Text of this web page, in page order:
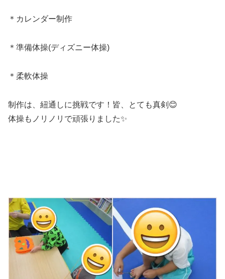
＊カレンダー制作
＊準備体操(ディズニー体操)
＊柔軟体操
制作は、紐通しに挑戦です！皆、とても真剣😊
体操もノリノリで頑張りました✨